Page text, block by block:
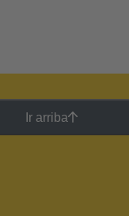
Ir arriba